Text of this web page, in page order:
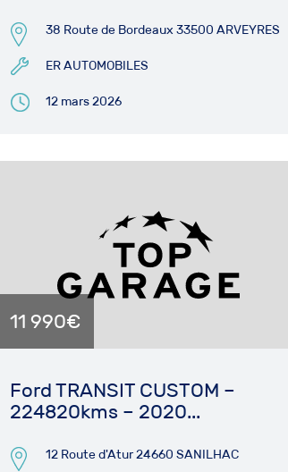
38 Route de Bordeaux 33500 ARVEYRES
ER AUTOMOBILES
12 mars 2026
11 990€
Ford TRANSIT CUSTOM –
224820kms – 2020...
12 Route d'Atur 24660 SANILHAC